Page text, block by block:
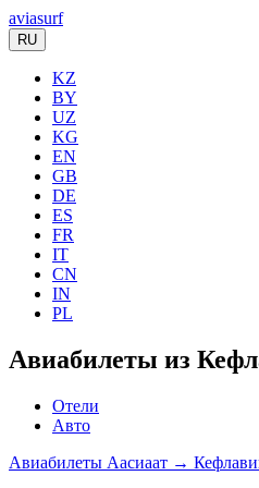
aviasurf
RU
KZ
BY
UZ
KG
EN
GB
DE
ES
FR
IT
CN
IN
PL
Авиабилеты из
Отели
Авто
Авиабилеты Аасиаат →